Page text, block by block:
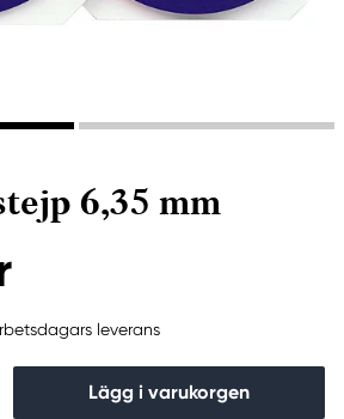
6,35 mm
leverans
Lägg i varukorgen